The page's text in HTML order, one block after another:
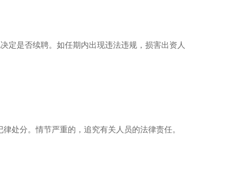
定是否续聘。如任期内出现违法违规，损害出资人
处分。情节严重的，追究有关人员的法律责任。